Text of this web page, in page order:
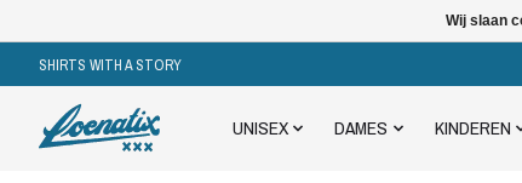
SHIRTS WITH A STORY
UNISEX DAMES KINDEREN
Wij slaan